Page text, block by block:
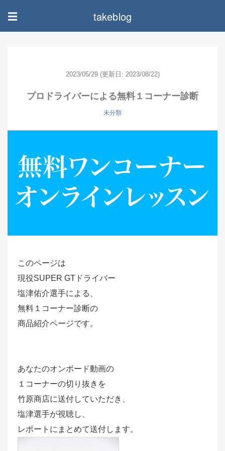
☰ takeblog
2023/05/29 (更新日: 2023/08/22)
プロドライバーによる無料１コーナー診断
未分類
このページは
現役SUPER GTドライバー
塩津佑介選手による、
無料１コーナー診断の
商品紹介ページです。
あなたのオンボード動画の
１コーナーの切り抜きを
竹原商店に送付していただき、
塩津選手が視聴し、
レポートにまとめて送付します。